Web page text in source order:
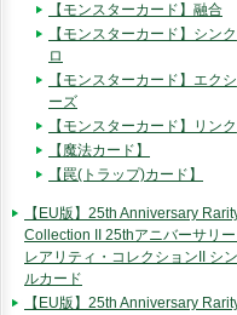
【モンスターカード】融合
【モンスターカード】シンク
ロ
【モンスターカード】エクシ
ーズ
【モンスターカード】リンク
【魔法カード】
【罠(トラップ)カード】
【EU版】25th Anniversary
Collection II 25thアニバーサリー
レアリティ・コレクションII シ
ルカード
【EU版】25th Anniversary